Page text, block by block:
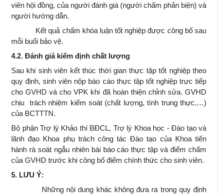
viên hội đồng, của người đánh giá (người chấm phản biện) và
người hướng dẫn.
Kết quả chấm khóa luận tốt nghiệp được công bố sau
mỗi buổi bảo vệ.
4.2. Đánh giá kiểm định chất lượng
Sau khi sinh viên kết thúc thời gian thực tập tốt nghiệp theo
quy định, sinh viên nộp báo cáo thực tập tốt nghiệp trực tiếp
cho GVHD và cho VPK khi đã hoàn thiện chỉnh sửa. GVHD
chịu trách nhiệm kiểm soát (chất lượng, tính trung thực,…)
của BCTTTN.
Bộ phận Trợ lý Khảo thí BĐCL, Trợ lý Khoa học - Đào tạo và
lãnh đạo Khoa phụ trách công tác Đào tạo của Khoa tiến
hành rà soát ngẫu nhiên bài báo cáo thực tập và điểm chấm
của GVHD trước khi công bố điểm chính thức cho sinh viên.
5. LƯU Ý:
Những nội dung khác không đưa ra trong quy định